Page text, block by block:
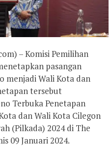
– Komisi Pemilihan
pasangan
menjadi Wali Kota dan
tersebut
Terbuka Penetapan
dan Wali Kota Cilegon
(Pilkada) 2024 di The
09 Januari 2024.